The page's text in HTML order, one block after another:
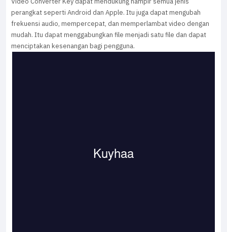
perangkat seperti Android dan Apple. Itu juga dapat mengubah
frekuensi audio, mempercepat, dan memperlambat video dengan
mudah. Itu dapat menggabungkan file menjadi satu file dan dapat
menciptakan kesenangan bagi pengguna.